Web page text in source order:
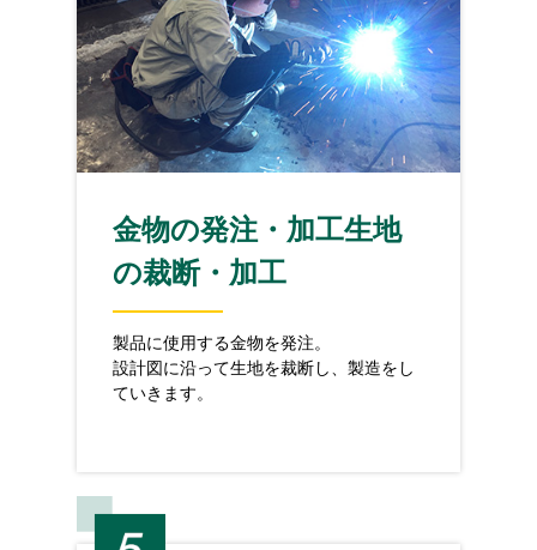
金物の発注・加工生地
の裁断・加工
製品に使用する金物を発注。
設計図に沿って生地を裁断し、製造をし
ていきます。